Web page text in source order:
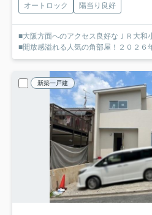
オートロック
陽当り良好
■大阪方面へのアクセス良好なＪＲ大和
■開放感溢れる人気の角部屋！２０２６
新築一戸建